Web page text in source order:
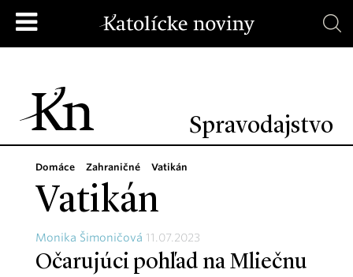
Spravodajstvo
Domáce Zahraničné Vatikán
Vatikán
Monika Šimoničová 11.07.2023
Očarujúci pohľad na Mliečnu